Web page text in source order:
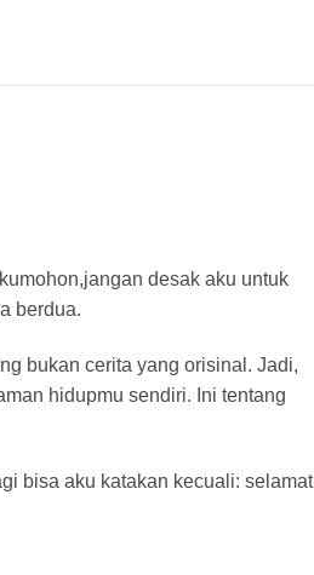
desak aku untuk
berdua.
bukan cerita yang orisinal. Jadi,
hidupmu sendiri. Ini tentang
bisa aku katakan kecuali: selamat